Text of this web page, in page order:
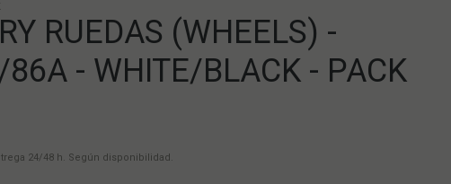
RUEDAS (WHEELS) -
- WHITE/BLACK - PACK
24/48 h. Según disponibilidad.